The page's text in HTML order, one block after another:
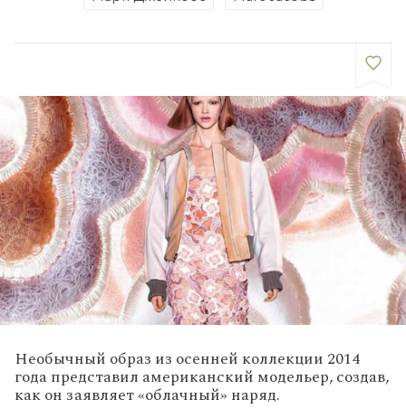
Необычный образ из осенней коллекции 2014
года представил американский модельер, создав,
как он заявляет «облачный» наряд.